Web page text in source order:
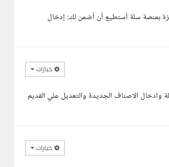
بمنصة سلة أستطيع أن أضمن لك: إدخال
خيارات
الاصناف الجديدة والتعديل علي القديم
خيارات